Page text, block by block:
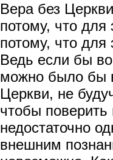
Вера без
потому, что для
потому, что для
Ведь если бы
можно было бы
Церкви, не
чтобы поверить
недостаточно
внешним